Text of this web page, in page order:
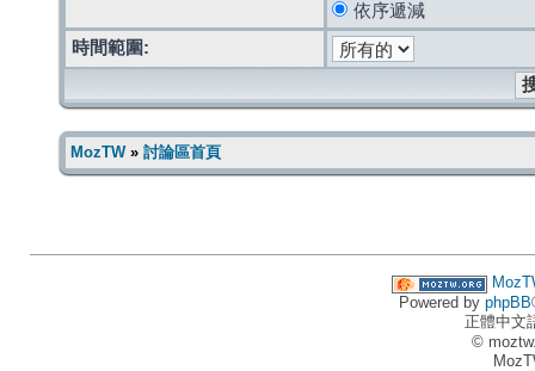
依序遞減
時間範圍:
MozTW» 討論區首頁
Powered by phpBB
正體中文
©